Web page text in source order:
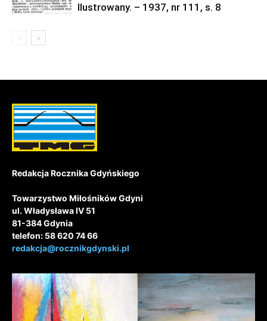
Ilustrowany. – 1937, nr 111, s. 8
Redakcja Rocznika Gdyńskiego
Towarzystwo Miłośników Gdyni
ul. Władysława IV 51
81-384 Gdynia
telefon: 58 620 74 66
redakcja@rocznikgdynski.pl